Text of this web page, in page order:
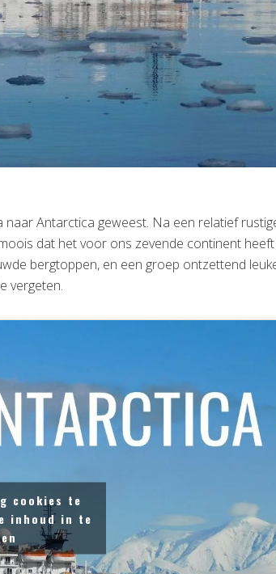
Antarctica geweest. Na een relatief
dat het voor ons zevende continent
bergtoppen, en een groep ontzettend
vergeten.
cookies te
inhoud in te